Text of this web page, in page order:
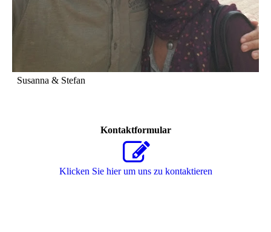
Susanna & Stefan
Kontaktformular
Klicken Sie hier um uns zu kontaktieren